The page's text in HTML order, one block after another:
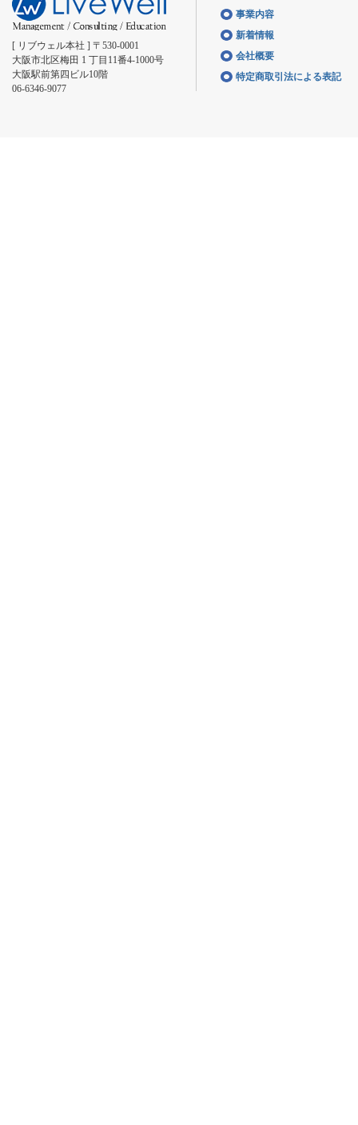
[ リブウェル本社 ] 〒530-0001
大阪市北区梅田 1 丁目11番4-1000号
大阪駅前第四ビル10階
06-6346-9077
事業内容
新着情報
会社概要
特定商取引法による表記